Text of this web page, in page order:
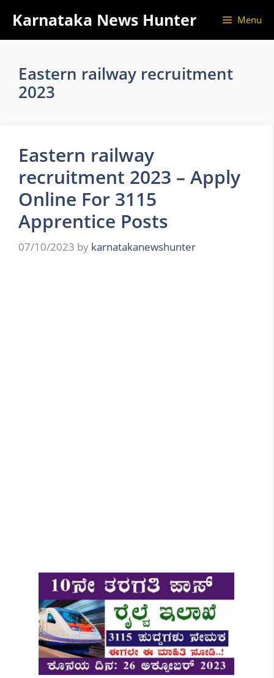
content
Karnataka News Hunter Menu
Eastern railway recruitment
2023
Eastern railway
recruitment 2023 – Apply
Online For 3115
Apprentice Posts
07/10/2023 by karnatakanewshunter